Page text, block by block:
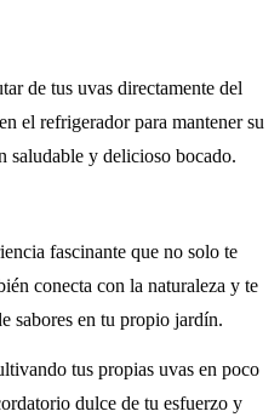
de tus uvas directamente del
el refrigerador para mantener su
saludable y delicioso bocado.
fascinante que no solo te
conecta con la naturaleza y te
sabores en tu propio jardín.
tus propias uvas en poco
dulce de tu esfuerzo y